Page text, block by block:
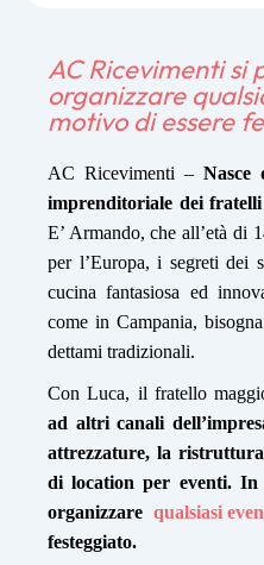
AC Ricevimenti si
organizzare
motivo di essere
AC Ricevimenti – Nasce
imprenditoriale dei
E’ Armando, che all’età di
per l’Europa, i segreti dei
cucina fantasiosa ed
come in Campania,
dettami tradizionali.
Con Luca, il fratello
ad altri canali
attrezzature, la
di location per eventi. In
organizzare qualsiasi
festeggiato.